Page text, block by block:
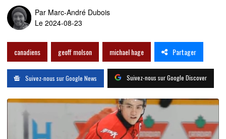
Par Marc-André Dubois
Le 2024-08-23
canadiens geoff molson michael hage Partager
Suivez-nous sur Google News Suivez-nous sur Google Discover